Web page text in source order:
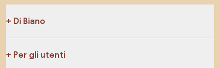
Di Biano
Per gli utenti